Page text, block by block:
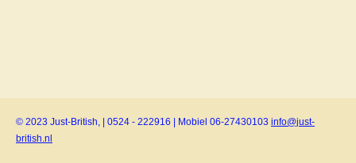
© 2023 Just-British, | 0524 - 222916 | Mobiel 06-27430103 info@just-
british.nl